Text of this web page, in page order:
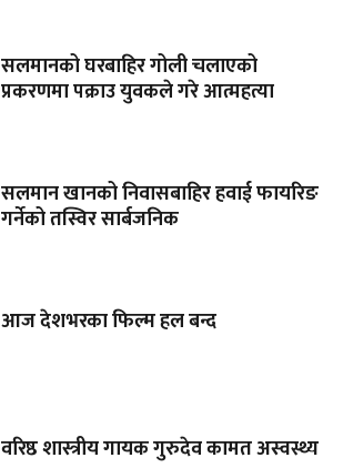
सलमानको घरबाहिर गोली चलाएको
प्रकरणमा पक्राउ युवकले गरे आत्महत्या
सलमान खानको निवासबाहिर हवाई फायरिङ
गर्नेको तस्विर सार्बजनिक
आज देशभरका फिल्म हल बन्द
वरिष्ठ शास्त्रीय गायक गुरुदेव कामत अस्वस्थ्य